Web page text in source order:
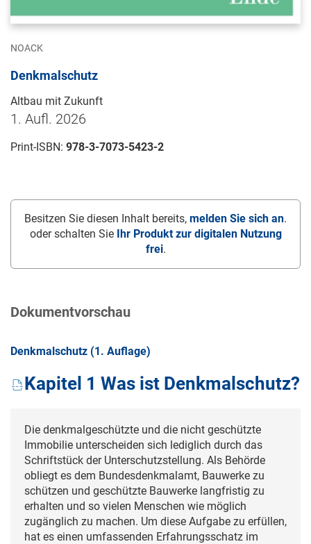
NOACK
Denkmalschutz
Altbau mit Zukunft
1. Aufl. 2026
Print-ISBN: 978-3-7073-5423-2
Besitzen Sie diesen Inhalt bereits, melden Sie sich an.
oder schalten Sie Ihr Produkt zur digitalen Nutzung
frei.
Dokumentvorschau
Denkmalschutz (1. Auflage)
Kapitel 1 Was ist Denkmalschutz?
Die denkmalgeschützte und die nicht geschützte
Immobilie unterscheiden sich lediglich durch das
Schriftstück der Unterschutzstellung. Als Behörde
obliegt es dem Bundesdenkmalamt, Bauwerke zu
schützen und geschützte Bauwerke langfristig zu
erhalten und so vielen Menschen wie möglich
zugänglich zu machen. Um diese Aufgabe zu erfüllen,
hat es einen umfassenden Erfahrungsschatz im